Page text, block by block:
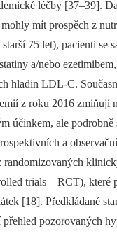
léčby [37–39].
mít prospěch z
75 let), pacienti se
a/nebo
hladin LDL-C.
z roku 2016 zmiňují
účinkem, ale podrobně
a
randomizovaných
trials –⁠ RCT), které
[18]. Předkládané
přehled pozorovaných